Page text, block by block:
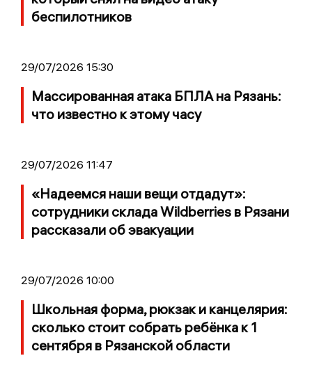
беспилотников
29/07/2026 15:30
Массированная атака БПЛА на Рязань:
что известно к этому часу
29/07/2026 11:47
«Надеемся наши вещи отдадут»:
сотрудники склада Wildberries в Рязани
рассказали об эвакуации
29/07/2026 10:00
Школьная форма, рюкзак и канцелярия:
сколько стоит собрать ребёнка к 1
сентября в Рязанской области